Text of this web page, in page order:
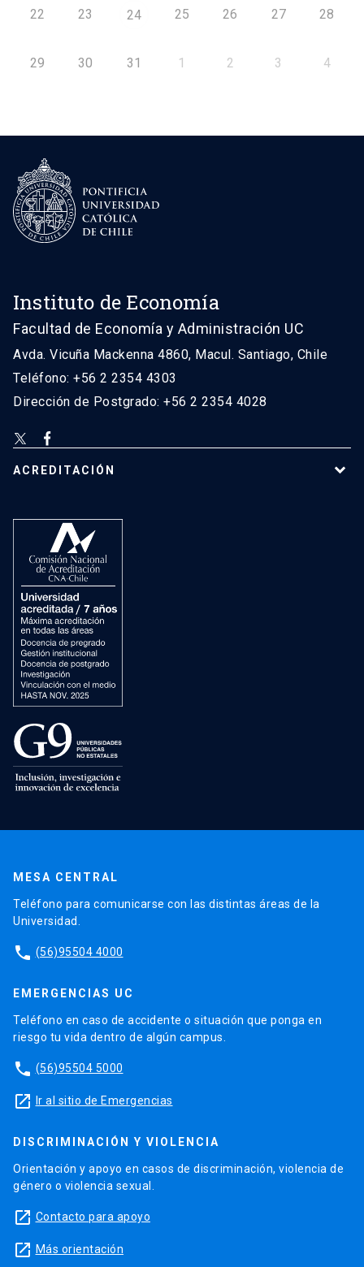
22 23 24 25 26 27 28
29 30 31 1 2 3 4
Instituto de Economía
Facultad de Economía y Administración UC
Avda. Vicuña Mackenna 4860, Macul. Santiago, Chile
Teléfono: +56 2 2354 4303
Dirección de Postgrado: +56 2 2354 4028
ACREDITACIÓN
MESA CENTRAL
Teléfono para comunicarse con las distintas áreas de la
Universidad.
phone (56)95504 4000
EMERGENCIAS UC
Teléfono en caso de accidente o situación que ponga en
riesgo tu vida dentro de algún campus.
phone (56)95504 5000
launch Ir al sitio de Emergencias
DISCRIMINACIÓN Y VIOLENCIA
Orientación y apoyo en casos de discriminación, violencia de
género o violencia sexual.
launch Contacto para apoyo
launch Más orientación